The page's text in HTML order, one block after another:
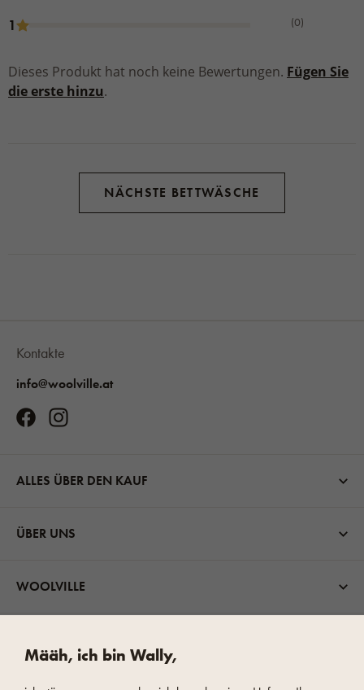
1 (0)
Dieses Produkt hat noch keine Bewertungen. Fügen Sie
die erste hinzu.
NÄCHSTE BETTWÄSCHE
Kontakte
info@woolville.at
ALLES ÜBER DEN KAUF
ÜBER UNS
WOOLVILLE
Määh, ich bin Wally,